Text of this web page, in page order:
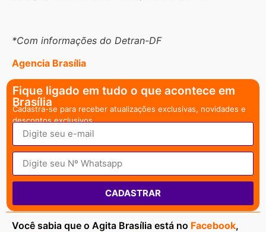
*Com informações do Detran-DF
Agencia Brasília
Fique ligado em tudo o que acontece em
Brasília
Cadastra-se para receber atualizações exclusivas, novidades e
descontos exclusivos.
CADASTRAR
Você sabia que o Agita Brasília está no Facebook,